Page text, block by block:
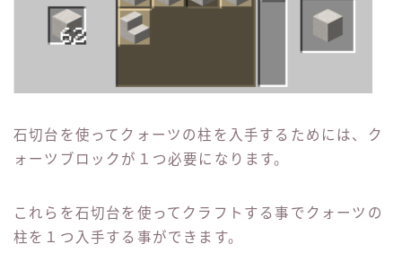
石切台を使ってクォーツの柱を入手するためには、ク
ォーツブロックが１つ必要になります。
これらを石切台を使ってクラフトする事でクォーツの
柱を１つ入手する事ができます。